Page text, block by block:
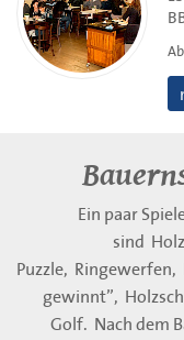
Ein paar
sind
Puzzle,
gewinnt”,
Golf. Nach dem